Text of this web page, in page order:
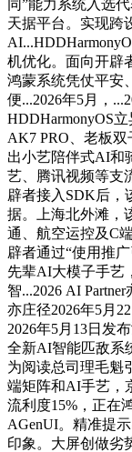
同”能力系统入选
天据平台。实现跨
机优化。面向开辟
鸿蒙系统凭仗平安
便...2026年5月，
HDDHarmonyOS
AK7 PRO、老板
出小艺陪伴式AI和
艺、腾讯视频等支
辟者接入SDK后
据。上海北外滩，
通、航空运控及C
辟者通过“使用推
先辈AI大模子手艺
智...2026 AI
亦庄径2026年5月
2026年5月13日发
全新AI智能匹敌系
为阅读总司理毛魁
端矩阵和AI手艺，
流利度15%，正在
AGenUI。精准提
印象。大屏创做劣